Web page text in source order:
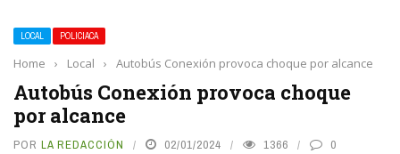
LOCAL POLICIACA
Home › Local › Autobús Conexión provoca choque por alcance
Autobús Conexión provoca choque
por alcance
POR LA REDACCIÓN 02/01/2024 1366 0